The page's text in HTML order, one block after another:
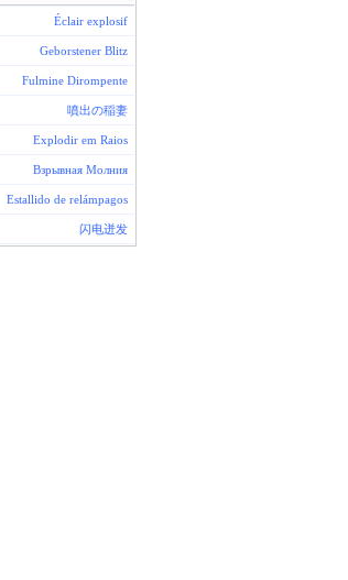
Éclair explosif
Geborstener Blitz
Fulmine Dirompente
噴出の稲妻
Explodir em Raios
Взрывная Молния
Estallido de relámpagos
闪电迸发